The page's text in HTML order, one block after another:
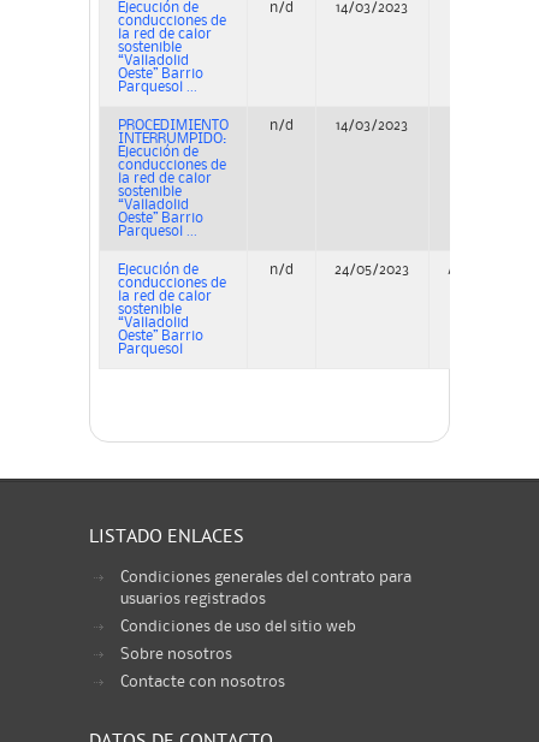
Ejecución de
conducciones de
la red de calor
sostenible
“Valladolid
Oeste” Barrio
Parquesol ...
n/d 14/03/2023
PROCEDIMIENTO
INTERRUMPIDO:
Ejecución de
conducciones de
la red de calor
sostenible
“Valladolid
Oeste” Barrio
Parquesol ...
n/d 14/03/2023
Ejecución de
conducciones de
la red de calor
sostenible
“Valladolid
Oeste” Barrio
Parquesol
n/d 24/05/2023 Adjudicación
LISTADO ENLACES
Condiciones generales del contrato para
usuarios registrados
Condiciones de uso del sitio web
Sobre nosotros
Contacte con nosotros